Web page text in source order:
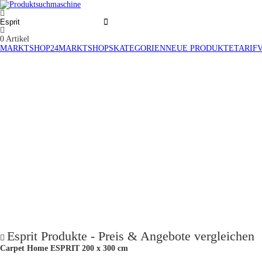
0 Artikel
MARKTSHOP24MARKTSHOPSKATEGORIENNEUE PRODUKTE
Esprit Produkte - Preis & Angebote vergleichen
Carpet Home ESPRIT 200 x 300 cm